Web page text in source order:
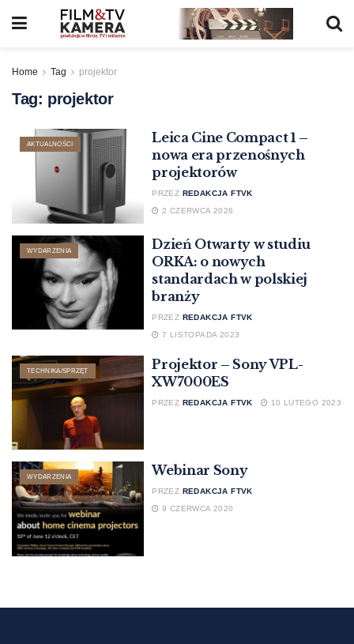
Home Tag projektor
Tag: projektor
AKTUALNOŚCI
Leica Cine Compact 1 –
nowa era przenośnych
projektorów
PRZEZ REDAKCJA FTVK
2 CZERWCA 2026
WYDARZENIA
Dzień Otwarty w studiu
ORKA: o nowych
standardach w polskiej
branży
PRZEZ REDAKCJA FTVK
7 LISTOPADA 2023
TECHNIKA/SPRZĘT
Projektor – Sony VPL-
XW7000ES
PRZEZ REDAKCJA FTVK 10 LUTEGO 2023
WYDARZENIA Webinar Sony
PRZEZ REDAKCJA FTVK
9 CZERWCA 2020